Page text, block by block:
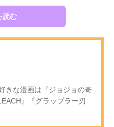
読む
きな漫画は『ジョジョの奇
』『グラップラー刃